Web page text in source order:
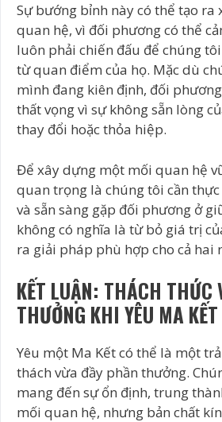
Sự bướng bỉnh này có thể tạo
quan hệ, vì đối phương có thể
luôn phải chiến đấu để chúng
từ quan điểm của họ. Mặc dù
mình đang kiên định, đối
thất vọng vì sự không sẵn lòng
thay đổi hoặc thỏa hiệp.
Để xây dựng một mối quan hệ
quan trọng là chúng tôi cần
và sẵn sàng gặp đối phương ở
không có nghĩa là từ bỏ giá trị
ra giải pháp phù hợp cho cả hai
KẾT LUẬN: THÁCH THỨC
THƯỞNG KHI YÊU MA KẾT
Yêu một Ma Kết có thể là một
thách vừa đầy phần thưởng.
mang đến sự ổn định, trung
mối quan hệ, nhưng bản chất